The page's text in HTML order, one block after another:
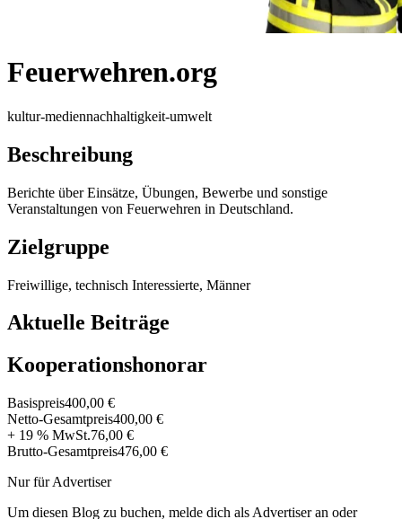
Feuerwehren.org
kultur-mediennachhaltigkeit-umwelt
Beschreibung
Berichte über Einsätze, Übungen, Bewerbe und sonstige
Veranstaltungen von Feuerwehren in Deutschland.
Zielgruppe
Freiwillige, technisch Interessierte, Männer
Aktuelle Beiträge
Kooperationshonorar
Basispreis400,00 €
Netto-Gesamtpreis400,00 €
+ 19 % MwSt.76,00 €
Brutto-Gesamtpreis476,00 €
Nur für Advertiser
Um diesen Blog zu buchen, melde dich als Advertiser an oder